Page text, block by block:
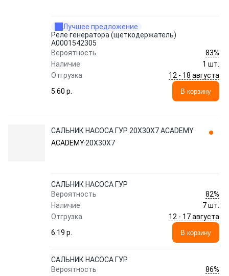
Лучшее предложение
Реле генератора (щеткодержатель)
A0001542305
Вероятность
83%
Наличие
1 шт.
Отгрузка
12 - 18 августа
5.60 p.
В корзину
САЛЬНИК НАСОСА ГУР 20Х30Х7 ACADEMY
ACADEMY20Х30Х7
САЛЬНИК НАСОСА ГУР
Вероятность
82%
Наличие
7 шт.
Отгрузка
12 - 17 августа
6.19 p.
В корзину
САЛЬНИК НАСОСА ГУР
Вероятность
86%